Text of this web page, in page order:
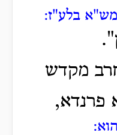
בלע"ז:
מקדש
פרנדא,